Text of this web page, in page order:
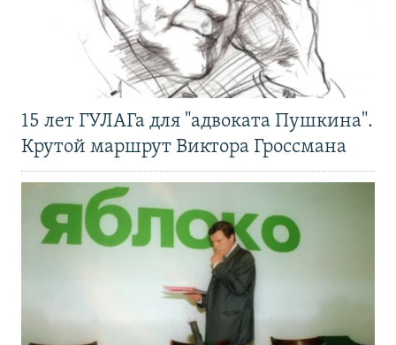
15 лет ГУЛАГа для "адвоката Пушкина".
Крутой маршрут Виктора Гроссмана